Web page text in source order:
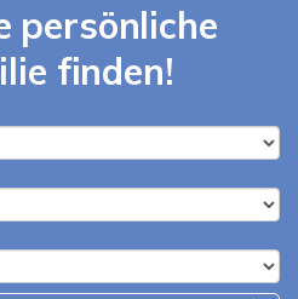
persönliche
finden!